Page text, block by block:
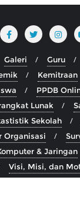
Galeri Guru
Kemitraan
PPDB
Lunak
Sekolah
Organisasi
& Jaringan
Visi, Misi, dan